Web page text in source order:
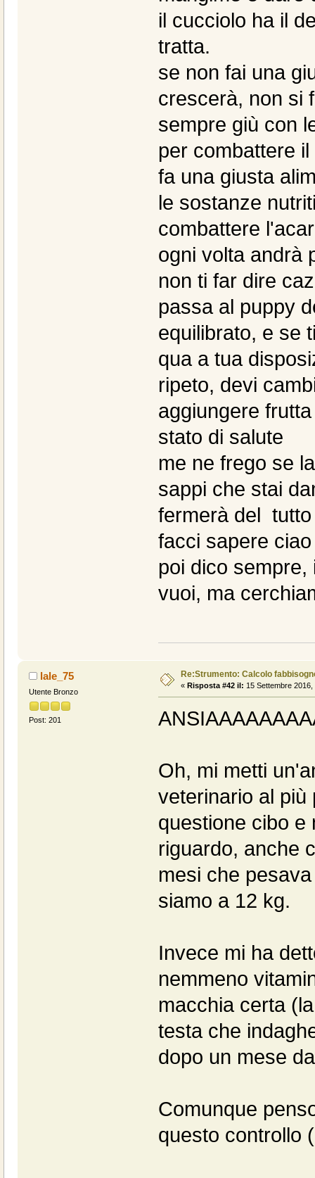
il cucciolo ha il
tratta.
se non fai una
crescerà, non si
sempre giù con
per combattere
fa una giusta
le sostanze
combattere
ogni volta andrà
non ti far dire
passa al puppy
equilibrato, e se
qua a tua
ripeto, devi
aggiungere
stato di salute
me ne frego se
sappi che stai
fermerà del tutto
facci sapere ciao
poi dico sempre,
vuoi, ma
lale_75
Utente Bronzo
Post: 201
Re:Strumento: Calcolo
« Risposta #42 il: 15 Settembre 2016,
Oh, mi metti
veterinario al più
questione cibo e
riguardo, anche
mesi che
siamo a 12 kg.
Invece mi ha
nemmeno
macchia certa
testa che
dopo un mese
Comunque
questo controllo